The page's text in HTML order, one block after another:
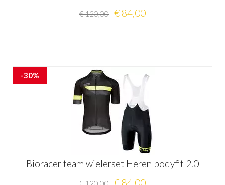
€ 120,00 € 84,00
-30%
Bioracer team wielerset Heren bodyfit 2.0
€ 84,00